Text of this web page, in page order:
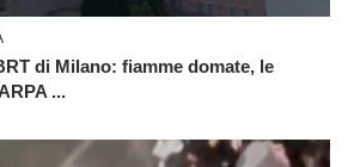
di Milano: fiamme domate, le
...